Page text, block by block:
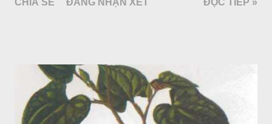
CHIA SẺ ĐĂNG NHẬN XÉT ĐỌC TIẾP »